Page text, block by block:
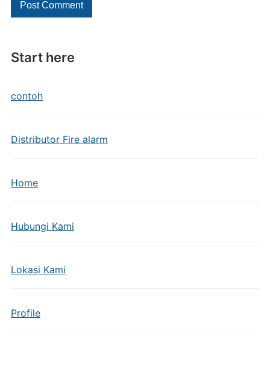
Start here
contoh
Distributor Fire alarm
Home
Hubungi Kami
Lokasi Kami
Profile